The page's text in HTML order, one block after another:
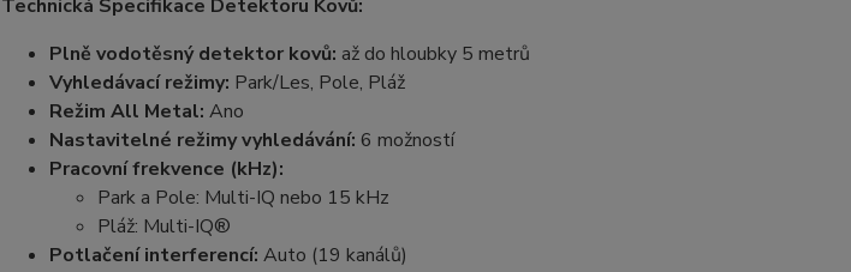
Technická Specifikace Detektoru Kovů:
Plně vodotěsný detektor kovů: až do hloubky 5 metrů
Vyhledávací režimy: Park/Les, Pole, Pláž
Režim All Metal: Ano
Nastavitelné režimy vyhledávání: 6 možností
Pracovní frekvence (kHz):
Park a Pole: Multi-IQ nebo 15 kHz
Pláž: Multi-IQ®
Potlačení interferencí: Auto (19 kanálů)